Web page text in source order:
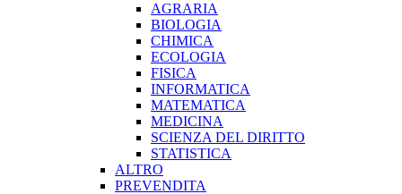
AGRARIA
BIOLOGIA
CHIMICA
ECOLOGIA
FISICA
INFORMATICA
MATEMATICA
MEDICINA
SCIENZA DEL DIRITTO
STATISTICA
ALTRO
PREVENDITA